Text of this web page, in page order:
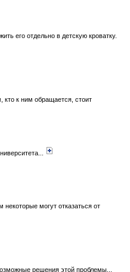
его отдельно в детскую кроватку.
кто к ним обращается, стоит
могут отказаться от
решения этой проблемы...